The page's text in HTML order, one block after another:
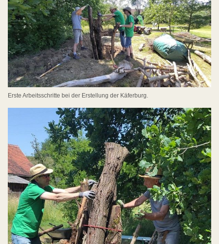
Erste Arbeitsschritte bei der Erstellung der Käferburg.